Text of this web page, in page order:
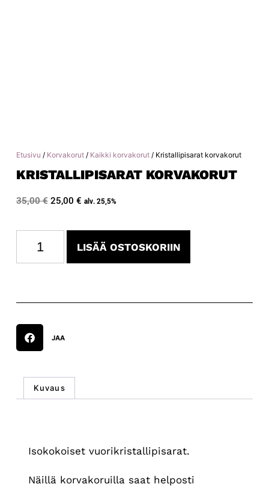
Etusivu / Korvakorut / Kaikki korvakorut / Kristallipisarat korvakorut
KRISTALLIPISARAT KORVAKORUT
35,00€25,00 € alv. 25,5%
LISÄÄ OSTOSKORIIN
JAA
Kuvaus
Isokokoiset vuorikristallipisarat.
Näillä korvakoruilla saat helposti